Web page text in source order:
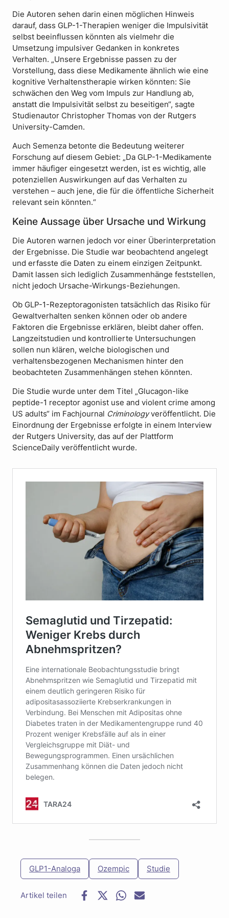
Die Autoren sehen darin einen möglichen Hinweis
darauf, dass GLP-1-Therapien weniger die Impulsivität
selbst beeinflussen könnten als vielmehr die
Umsetzung impulsiver Gedanken in konkretes
Verhalten. „Unsere Ergebnisse passen zu der
Vorstellung, dass diese Medikamente ähnlich wie eine
kognitive Verhaltenstherapie wirken könnten: Sie
schwächen den Weg vom Impuls zur Handlung ab,
anstatt die Impulsivität selbst zu beseitigen“, sagte
Studienautor Christopher Thomas von der Rutgers
University-Camden.
Auch Semenza betonte die Bedeutung weiterer
Forschung auf diesem Gebiet: „Da GLP-1-Medikamente
immer häufiger eingesetzt werden, ist es wichtig, alle
potenziellen Auswirkungen auf das Verhalten zu
verstehen – auch jene, die für die öffentliche Sicherheit
relevant sein könnten.“
Keine Aussage über Ursache und Wirkung
Die Autoren warnen jedoch vor einer Überinterpretation
der Ergebnisse. Die Studie war beobachtend angelegt
und erfasste die Daten zu einem einzigen Zeitpunkt.
Damit lassen sich lediglich Zusammenhänge feststellen,
nicht jedoch Ursache-Wirkungs-Beziehungen.
Ob GLP-1-Rezeptoragonisten tatsächlich das Risiko für
Gewaltverhalten senken können oder ob andere
Faktoren die Ergebnisse erklären, bleibt daher offen.
Langzeitstudien und kontrollierte Untersuchungen
sollen nun klären, welche biologischen und
verhaltensbezogenen Mechanismen hinter den
beobachteten Zusammenhängen stehen könnten.
Die Studie wurde unter dem Titel „Glucagon-like
peptide-1 receptor agonist use and violent crime among
US adults“ im Fachjournal Criminologyveröffentlicht. Die
Einordnung der Ergebnisse erfolgte in einem Interview
der Rutgers University, das auf der Plattform
ScienceDaily veröffentlicht wurde.
GLP1-Analoga Ozempic Studie
T
w
W